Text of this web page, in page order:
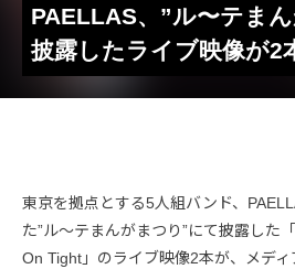
PAELLAS、”ル〜テま
披露したライブ映像が2
東京を拠点とする5人組バンド、
た”ル〜テまんがまつり”にて披露した
On Tight」のライブ映像2本が、メデ